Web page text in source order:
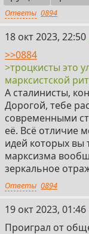
Ответы 0894
9
18 окт 2023, 22:50
>>0884
>троцкисты это
марксистской
А сталинисты,
Дорогой, тебе
современными
её. Всё отличие
идей которых вы
марксизма
зеркальное
Ответы 0894
10
19 окт 2023, 01:46
Проиграл от